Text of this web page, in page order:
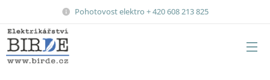
Pohotovost elektro + 420 608 213 825